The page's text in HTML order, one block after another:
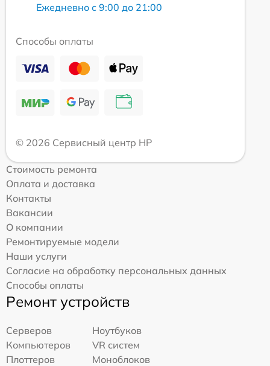
Ежедневно с 9:00 до 21:00
Способы оплаты
© 2026 Сервисный центр HP
Стоимость ремонта
Оплата и доставка
Контакты
Вакансии
О компании
Ремонтируемые модели
Наши услуги
Согласие на обработку персональных данных
Способы оплаты
Ремонт устройств
Серверов
Ноутбуков
Компьютеров
VR систем
Плоттеров
Моноблоков